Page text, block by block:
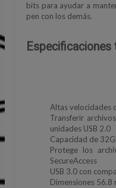
bits para ayudar a
pen con los demás.
Especificaciones
Altas velocidades
Transferir
unidades USB 2.0
Capacidad de
Protege los
SecureAccess
USB 3.0 con
Dimensiones 56.8